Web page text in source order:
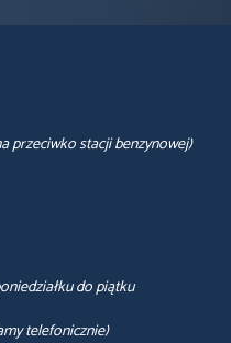
przeciwko stacji benzynowej)
do piątku
telefonicznie)